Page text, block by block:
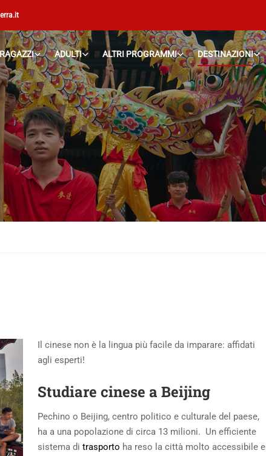
RAGAZZI ADULTI ALTRI PROGRAMMI DESTINAZIONI
Il cinese non è la lingua più facile da imparare: affidati
agli esperti!
Studiare cinese a Beijing
Pechino o Beijing, centro politico e culturale del paese,
ha a una popolazione di circa 13 milioni. Un efficiente
sistema di trasporto ha reso la città molto accessibile e